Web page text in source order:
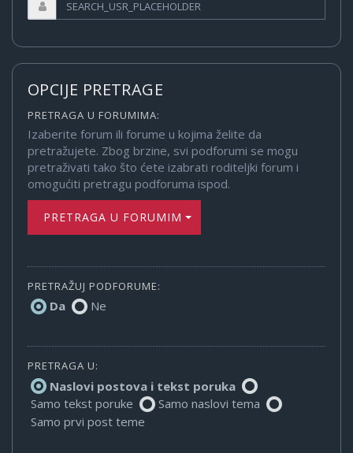
OPCIJE PRETRAGE
PRETRAGA U FORUMIMA:
Izaberite forum ili forume u kojima želite da
pretražujete. Zbog brzine, svi podforumi se mogu
pretraživati tako što ćete izabrati roditeljki forum i
omogućiti pretragu podforuma ispod.
PRETRAGA U FORUMIMA
PRETRAŽUJ PODFORUME:
Da Ne
PRETRAGA U:
Naslovi postova i tekst poruka
Samo tekst poruke
Samo naslovi tema
Samo prvi post teme